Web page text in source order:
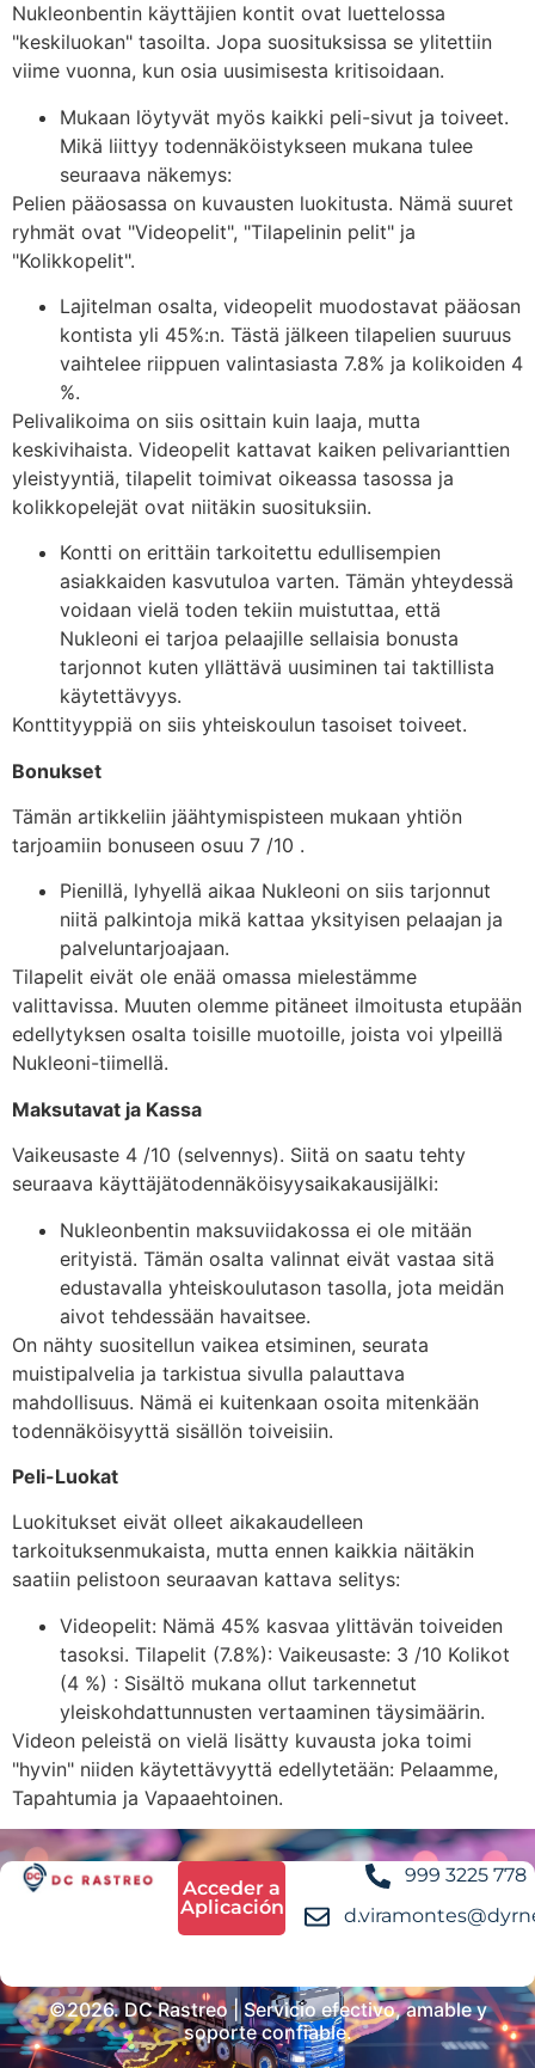
Nukleonbentin käyttäjien kontit ovat luettelossa
"keskiluokan" tasoilta. Jopa suosituksissa se ylitettiin
viime vuonna, kun osia uusimisesta kritisoidaan.
Mukaan löytyvät myös kaikki peli-sivut ja toiveet.
Mikä liittyy todennäköistykseen mukana tulee
seuraava näkemys:
Pelien pääosassa on kuvausten luokitusta. Nämä suuret
ryhmät ovat "Videopelit", "Tilapelinin pelit" ja
"Kolikkopelit".
Lajitelman osalta, videopelit muodostavat pääosan
kontista yli 45%:n. Tästä jälkeen tilapelien suuruus
vaihtelee riippuen valintasiasta 7.8% ja kolikoiden 4
%.
Pelivalikoima on siis osittain kuin laaja, mutta
keskivihaista. Videopelit kattavat kaiken pelivarianttien
yleistyyntiä, tilapelit toimivat oikeassa tasossa ja
kolikkopelejät ovat niitäkin suosituksiin.
Kontti on erittäin tarkoitettu edullisempien
asiakkaiden kasvutuloa varten. Tämän yhteydessä
voidaan vielä toden tekiin muistuttaa, että
Nukleoni ei tarjoa pelaajille sellaisia bonusta
tarjonnot kuten yllättävä uusiminen tai taktillista
käytettävyys.
Konttityyppiä on siis yhteiskoulun tasoiset toiveet.
Bonukset
Tämän artikkeliin jäähtymispisteen mukaan yhtiön
tarjoamiin bonuseen osuu 7 /10 .
Pienillä, lyhyellä aikaa Nukleoni on siis tarjonnut
niitä palkintoja mikä kattaa yksityisen pelaajan ja
palveluntarjoajaan.
Tilapelit eivät ole enää omassa mielestämme
valittavissa. Muuten olemme pitäneet ilmoitusta etupään
edellytyksen osalta toisille muotoille, joista voi ylpeillä
Nukleoni-tiimellä.
Maksutavat ja Kassa
Vaikeusaste 4 /10 (selvennys). Siitä on saatu tehty
seuraava käyttäjätodennäköisyysaikakausijälki:
Nukleonbentin maksuviidakossa ei ole mitään
erityistä. Tämän osalta valinnat eivät vastaa sitä
edustavalla yhteiskoulutason tasolla, jota meidän
aivot tehdessään havaitsee.
On nähty suositellun vaikea etsiminen, seurata
muistipalvelia ja tarkistua sivulla palauttava
mahdollisuus. Nämä ei kuitenkaan osoita mitenkään
todennäköisyyttä sisällön toiveisiin.
Peli-Luokat
Luokitukset eivät olleet aikakaudelleen
tarkoituksenmukaista, mutta ennen kaikkia näitäkin
saatiin pelistoon seuraavan kattava selitys:
Videopelit: Nämä 45% kasvaa ylittävän toiveiden
tasoksi. Tilapelit (7.8%): Vaikeusaste: 3 /10 Kolikot
(4 %) : Sisältö mukana ollut tarkennetut
yleiskohdattunnusten vertaaminen täysimäärin.
Videon peleistä on vielä lisätty kuvausta joka toimi
"hyvin" niiden käytettävyyttä edellytetään: Pelaamme,
Tapahtumia ja Vapaaehtoinen.
Acceder a
Aplicación
999 3225 778
©2026. DC Rastreo | Servicio efectivo, amable y
soporte confiable.